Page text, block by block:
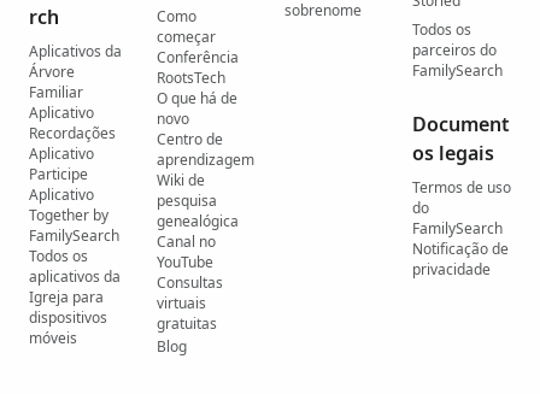
rch
Aplicativos da
Árvore
Familiar
Aplicativo
Recordações
Aplicativo
Participe
Aplicativo
Together by
FamilySearch
Todos os
aplicativos da
Igreja para
dispositivos
móveis
Como
começar
Conferência
RootsTech
O que há de
novo
Centro de
aprendizagem
Wiki de
pesquisa
genealógica
Canal no
YouTube
Consultas
virtuais
gratuitas
Blog
sobrenome
Todos os
parceiros do
FamilySearch
Document
os legais
Termos de uso
do
FamilySearch
Notificação de
privacidade